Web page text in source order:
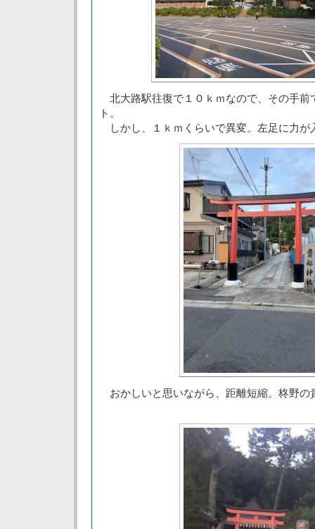
北大路駅往復で１０ｋｍなので、その手前
ト。
しかし、１ｋｍくらいで異変。左足に力が
おかしいと思いながら、距離短縮。柊野の